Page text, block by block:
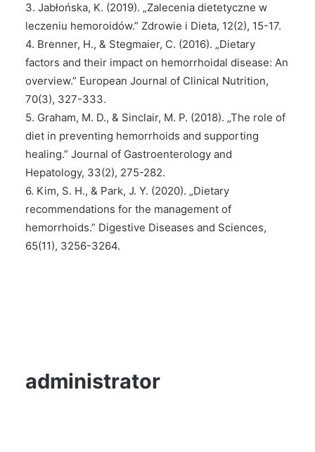
3. Jabłońska, K. (2019). „Zalecenia dietetyczne w
leczeniu hemoroidów.” Zdrowie i Dieta, 12(2), 15-17.
4. Brenner, H., & Stegmaier, C. (2016). „Dietary
factors and their impact on hemorrhoidal disease: An
overview.” European Journal of Clinical Nutrition,
70(3), 327-333.
5. Graham, M. D., & Sinclair, M. P. (2018). „The role of
diet in preventing hemorrhoids and supporting
healing.” Journal of Gastroenterology and
Hepatology, 33(2), 275-282.
6. Kim, S. H., & Park, J. Y. (2020). „Dietary
recommendations for the management of
hemorrhoids.” Digestive Diseases and Sciences,
65(11), 3256-3264.
administrator